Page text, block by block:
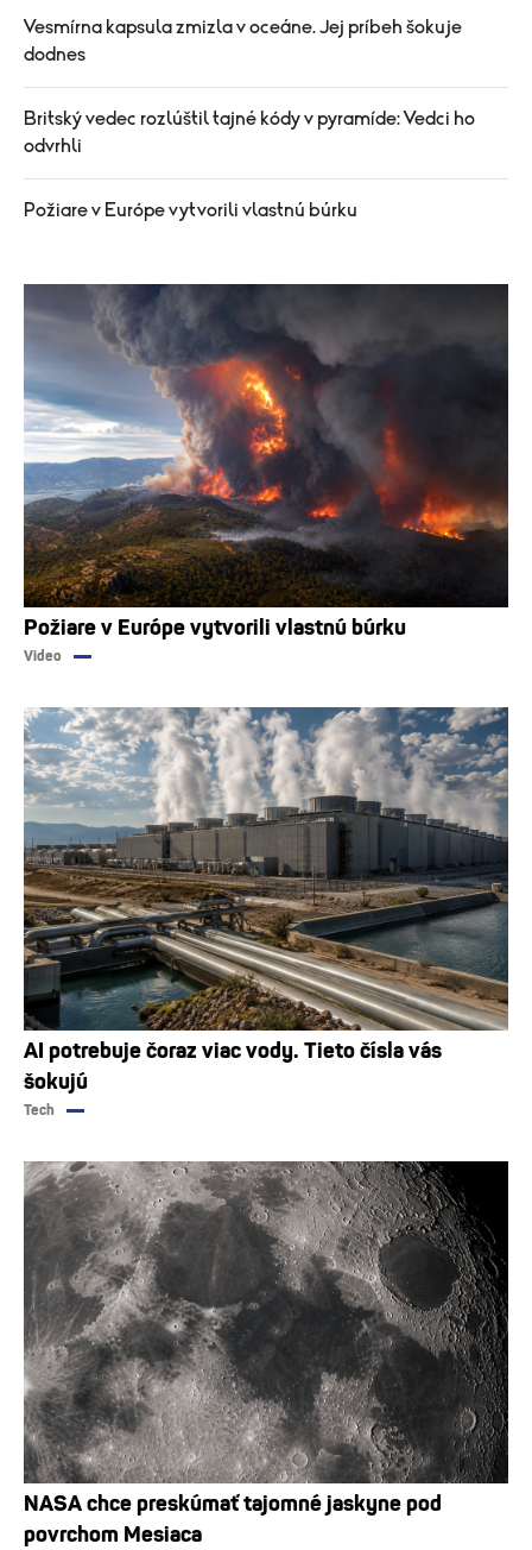
Vesmírna kapsula zmizla v oceáne. Jej príbeh šokuje
dodnes
Britský vedec rozlúštil tajné kódy v pyramíde: Vedci ho
odvrhli
Požiare v Európe vytvorili vlastnú búrku
Požiare v Európe vytvorili vlastnú búrku
Video
AI potrebuje čoraz viac vody. Tieto čísla vás
šokujú
Tech
NASA chce preskúmať tajomné jaskyne pod
povrchom Mesiaca